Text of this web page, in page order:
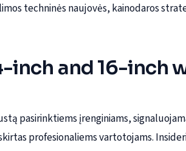
techninės naujovės, kainodaros
inch and 16-inch
pasirinktiems įrenginiams,
profesionaliems vartotojams.